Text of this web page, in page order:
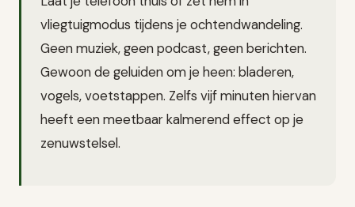
vliegtuigmodus tijdens je ochtendwandeling.
Geen muziek, geen podcast, geen berichten.
Gewoon de geluiden om je heen: bladeren,
vogels, voetstappen. Zelfs vijf minuten hiervan
heeft een meetbaar kalmerend effect op je
zenuwstelsel.